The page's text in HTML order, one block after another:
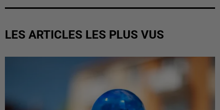
LES ARTICLES LES PLUS VUS